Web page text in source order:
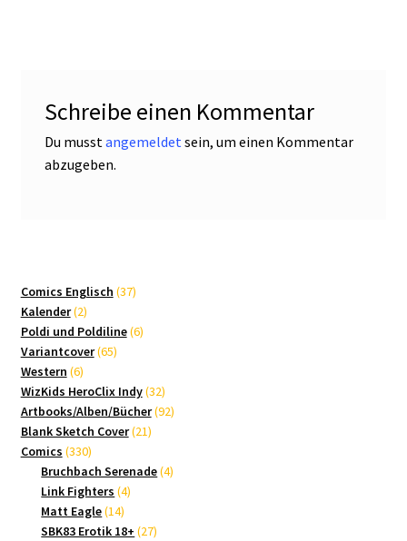
Schreibe einen Kommentar
Du musst angemeldet sein, um einen Kommentar
abzugeben.
Comics Englisch 3737
Kalender 22
Produkte
Poldi und Poldiline 66
Variantcover 6565
Western 66
Produkte
WizKids HeroClix Indy 3232
Produkte
Artbooks/Alben/Bücher 9292
Blank Sketch Cover 2121
Comics 330330
Produkte
Bruchbach Serenade 44
Link Fighters 44
Matt Eagle 1414
Produkte
SBK83 Erotik 18+ 2727